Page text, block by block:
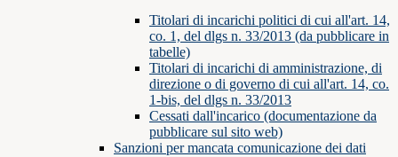
Titolari di incarichi politici di cui all'art. 14,
co. 1, del dlgs n. 33/2013 (da pubblicare in
tabelle)
Titolari di incarichi di amministrazione, di
direzione o di governo di cui all'art. 14, co.
1-bis, del dlgs n. 33/2013
Cessati dall'incarico (documentazione da
pubblicare sul sito web)
Sanzioni per mancata comunicazione dei dati